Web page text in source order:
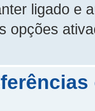
ligado e
opções